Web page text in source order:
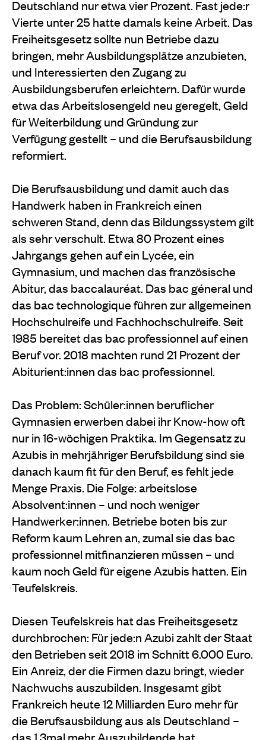
Deutschland nur etwa vier Prozent. Fast jede:r
Vierte unter 25 hatte damals keine Arbeit. Das
Freiheitsgesetz sollte nun Betriebe dazu
bringen, mehr Ausbildungsplätze anzubieten,
und Interessierten den Zugang zu
Ausbildungsberufen erleichtern. Dafür wurde
etwa das Arbeitslosengeld neu geregelt, Geld
für Weiterbildung und Gründung zur
Verfügung gestellt – und die Berufsausbildung
reformiert.
Die Berufsausbildung und damit auch das
Handwerk haben in Frankreich einen
schweren Stand, denn das Bildungssystem gilt
als sehr verschult. Etwa 80 Prozent eines
Jahrgangs gehen auf ein Lycée, ein
Gymnasium, und machen das französische
Abitur, das baccalauréat. Das bac géneral und
das bac technologique führen zur allgemeinen
Hochschulreife und Fachhochschulreife. Seit
1985 bereitet das bac professionnel auf einen
Beruf vor. 2018 machten rund 21 Prozent der
Abiturient:innen das bac professionnel.
Das Problem: Schüler:innen beruflicher
Gymnasien erwerben dabei ihr Know-how oft
nur in 16-wöchigen Praktika. Im Gegensatz zu
Azubis in mehrjähriger Berufsbildung sind sie
danach kaum fit für den Beruf, es fehlt jede
Menge Praxis. Die Folge: arbeitslose
Absolvent:innen – und noch weniger
Handwerker:innen. Betriebe boten bis zur
Reform kaum Lehren an, zumal sie das bac
professionnel mitfinanzieren müssen – und
kaum noch Geld für eigene Azubis hatten. Ein
Teufelskreis.
Diesen Teufelskreis hat das Freiheitsgesetz
durchbrochen: Für jede:n Azubi zahlt der Staat
den Betrieben seit 2018 im Schnitt 6.000 Euro.
Ein Anreiz, der die Firmen dazu bringt, wieder
Nachwuchs auszubilden. Insgesamt gibt
Frankreich heute 12 Milliarden Euro mehr für
die Berufsausbildung aus als Deutschland –
das 1,3mal mehr Auszubildende hat.